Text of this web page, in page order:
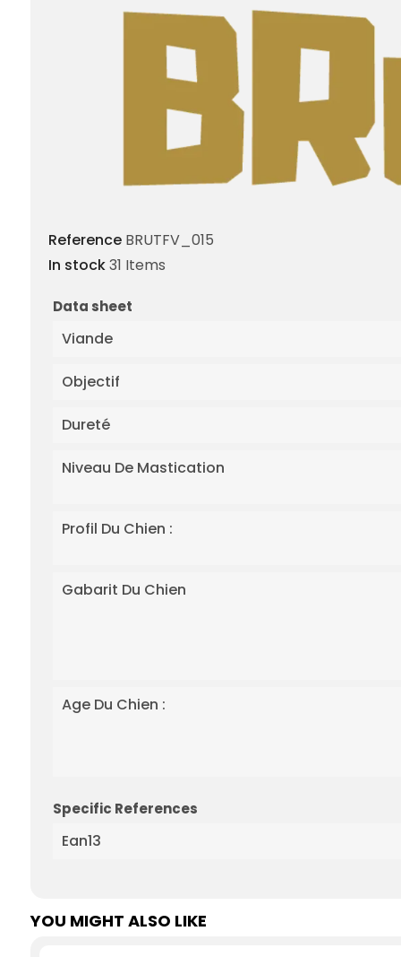
Reference BRUTFV_015
In stock31 Items
Data sheet
Viande
Objectif
Dureté
Niveau De Mastication
Profil Du Chien :
Gabarit Du Chien
Age Du Chien :
Specific References
Ean13
YOU MIGHT ALSO LIKE